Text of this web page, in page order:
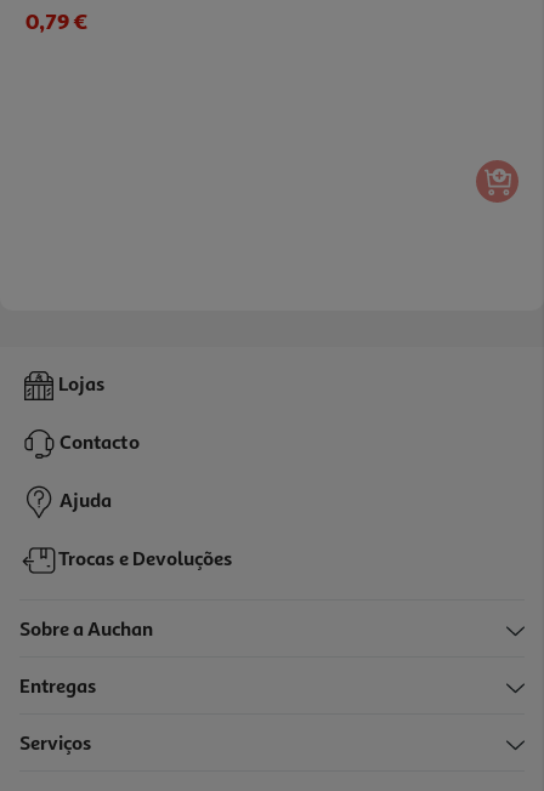
0,79 €
Lojas
Contacto
Ajuda
Trocas e Devoluções
Sobre a Auchan
Entregas
Serviços